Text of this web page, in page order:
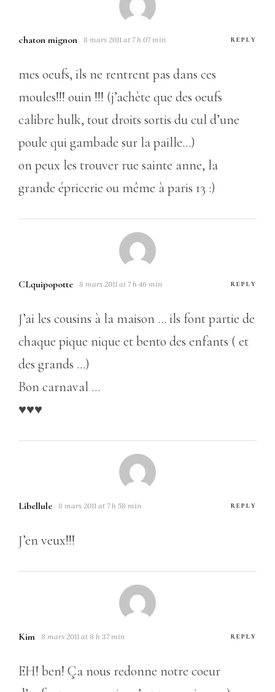
chaton mignon 8 mars 2011 at 7 h 07 min REPLY
mes oeufs, ils ne rentrent pas dans ces
moules!!! ouin !!! (j’achète que des oeufs
calibre hulk, tout droits sortis du cul d’une
poule qui gambade sur la paille…)
on peux les trouver rue sainte anne, la
grande épricerie ou même à paris 13 :)
CLquipopotte 8 mars 2011 at 7 h 46 min REPLY
J’ai les cousins à la maison … ils font partie de
chaque pique nique et bento des enfants ( et
des grands …)
Bon carnaval …
♥♥♥
Libellule 8 mars 2011 at 7 h 58 min REPLY
J’en veux!!!
Kim 8 mars 2011 at 8 h 37 min REPLY
EH! ben! Ça nous redonne notre coeur